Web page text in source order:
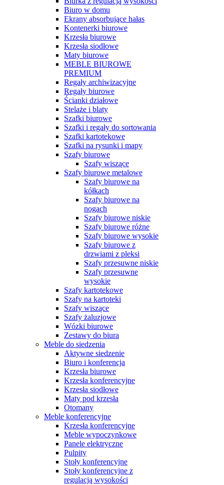
Biuro w domu
Ekrany absorbujące hałas
Kontenerki biurowe
Krzesła biurowe
Krzesła siodłowe
Maty biurowe
MEBLE BIUROWE
PREMIUM
Regały archiwizacyjne
Regały biurowe
Ścianki działowe
Stelaże i blaty
Szafki biurowe
Szafki i regały do sortowania
Szafki kartotekowe
Szafki na rysunki i mapy
Szafy biurowe
Szafy wiszące
Szafy biurowe metalowe
Szafy biurowe na
kółkach
Szafy biurowe na
nogach
Szafy biurowe niskie
Szafy biurowe różne
Szafy biurowe wysokie
Szafy biurowe z
drzwiami z pleksi
Szafy przesuwne niskie
Szafy przesuwne
wysokie
Szafy kartotekowe
Szafy na kartoteki
Szafy wiszące
Szafy żaluzjowe
Wózki biurowe
Zestawy do biura
Meble do siedzenia
Aktywne siedzenie
Biuro i konferencja
Krzesła biurowe
Krzesła konferencyjne
Krzesła siodłowe
Maty pod krzesła
Otomany
Meble konferencyjne
Krzesła konferencyjne
Meble wypoczynkowe
Panele elektryczne
Pulpity
Stoły konferencyjne
Stoły konferencyjne z
regulacją wysokości